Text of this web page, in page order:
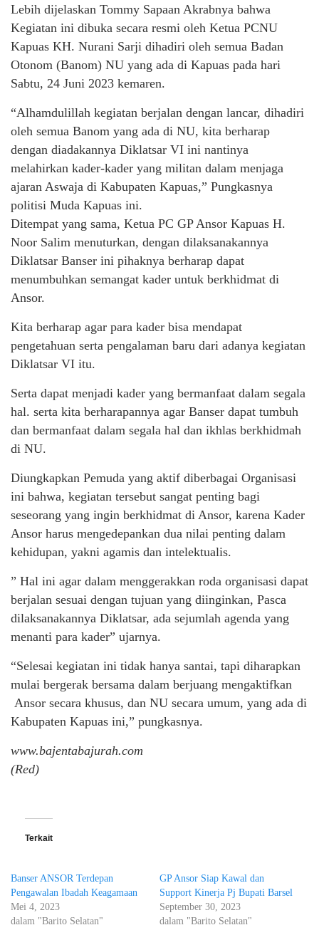
Lebih dijelaskan Tommy Sapaan Akrabnya bahwa
Kegiatan ini dibuka secara resmi oleh Ketua PCNU
Kapuas KH. Nurani Sarji dihadiri oleh semua Badan
Otonom (Banom) NU yang ada di Kapuas pada hari
Sabtu, 24 Juni 2023 kemaren.
“Alhamdulillah kegiatan berjalan dengan lancar, dihadiri
oleh semua Banom yang ada di NU, kita berharap
dengan diadakannya Diklatsar VI ini nantinya
melahirkan kader-kader yang militan dalam menjaga
ajaran Aswaja di Kabupaten Kapuas,” Pungkasnya
politisi Muda Kapuas ini.
Ditempat yang sama, Ketua PC GP Ansor Kapuas H.
Noor Salim menuturkan, dengan dilaksanakannya
Diklatsar Banser ini pihaknya berharap dapat
menumbuhkan semangat kader untuk berkhidmat di
Ansor.
Kita berharap agar para kader bisa mendapat
pengetahuan serta pengalaman baru dari adanya kegiatan
Diklatsar VI itu.
Serta dapat menjadi kader yang bermanfaat dalam segala
hal. serta kita berharapannya agar Banser dapat tumbuh
dan bermanfaat dalam segala hal dan ikhlas berkhidmah
di NU.
Diungkapkan Pemuda yang aktif diberbagai Organisasi
ini bahwa, kegiatan tersebut sangat penting bagi
seseorang yang ingin berkhidmat di Ansor, karena Kader
Ansor harus mengedepankan dua nilai penting dalam
kehidupan, yakni agamis dan intelektualis.
” Hal ini agar dalam menggerakkan roda organisasi dapat
berjalan sesuai dengan tujuan yang diinginkan, Pasca
dilaksanakannya Diklatsar, ada sejumlah agenda yang
menanti para kader” ujarnya.
“Selesai kegiatan ini tidak hanya santai, tapi diharapkan
mulai bergerak bersama dalam berjuang mengaktifkan
Ansor secara khusus, dan NU secara umum, yang ada di
Kabupaten Kapuas ini,” pungkasnya.
www.bajentabajurah.com
(Red)
Terkait
Banser ANSOR Terdepan
Pengawalan Ibadah Keagamaan
Mei 4, 2023
dalam "Barito Selatan"
GP Ansor Siap Kawal dan
Support Kinerja Pj Bupati Barsel
September 30, 2023
dalam "Barito Selatan"